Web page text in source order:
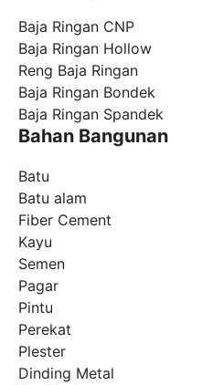
Baja Ringan CNP
Baja Ringan Hollow
Reng Baja Ringan
Baja Ringan Bondek
Baja Ringan Spandek
Bahan Bangunan
Batu
Batu alam
Fiber Cement
Kayu
Semen
Pagar
Pintu
Perekat
Plester
Dinding Metal